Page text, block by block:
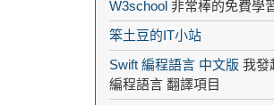
W3school 非常棒的免費學
笨土豆的IT小站
Swift 編程語言 中文版 我發
編程語言 翻譯項目